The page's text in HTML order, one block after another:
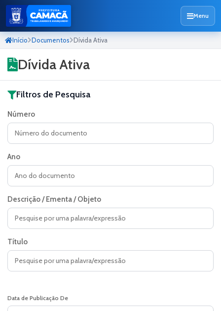
Menu
Início Documentos Dívida Ativa
Dívida Ativa
Filtros de Pesquisa
Número
Ano
Descrição / Ementa / Objeto
Título
Data de Publicação De